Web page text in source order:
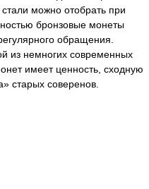
можно отобрать при
бронзовые монеты
обращения.
из немногих современных
имеет ценность, сходную
старых соверенов.